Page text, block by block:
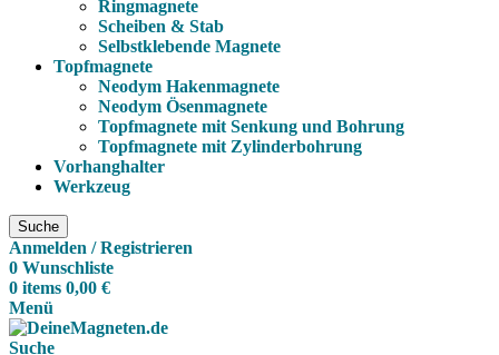
Ringmagnete
Scheiben & Stab
Selbstklebende Magnete
Topfmagnete
Neodym Hakenmagnete
Neodym Ösenmagnete
Topfmagnete mit Senkung und Bohrung
Topfmagnete mit Zylinderbohrung
Vorhanghalter
Werkzeug
Suche
Anmelden / Registrieren
0 Wunschliste
0 items 0,00 €
Menü
Suche